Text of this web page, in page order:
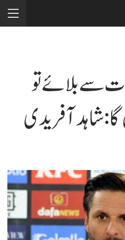
سے بلائے تو
شاہد آفریدی